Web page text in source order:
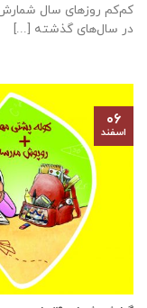
کم‌کم روزهای سال
در سال‌های گذشته [...]
۰۶
اسفند